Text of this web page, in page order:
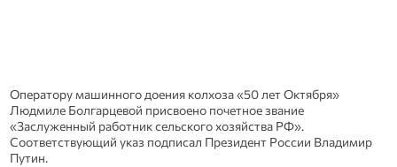
Оператору машинного доения колхоза «50 лет Октября»
Людмиле Болгарцевой присвоено почетное звание
«Заслуженный работник сельского хозяйства РФ».
Соответствующий указ подписал Президент России Владимир
Путин.